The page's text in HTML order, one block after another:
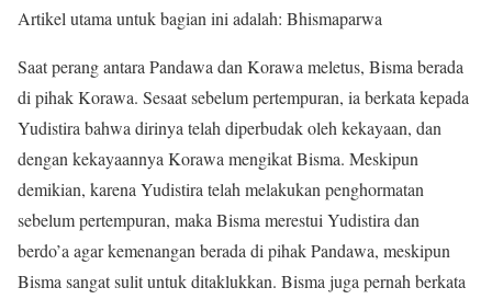
Artikel utama untuk bagian ini adalah: Bhismaparwa
Saat perang antara Pandawa dan Korawa meletus, Bisma berada
di pihak Korawa. Sesaat sebelum pertempuran, ia berkata kepada
Yudistira bahwa dirinya telah diperbudak oleh kekayaan, dan
dengan kekayaannya Korawa mengikat Bisma. Meskipun
demikian, karena Yudistira telah melakukan penghormatan
sebelum pertempuran, maka Bisma merestui Yudistira dan
berdo’a agar kemenangan berada di pihak Pandawa, meskipun
Bisma sangat sulit untuk ditaklukkan. Bisma juga pernah berkata